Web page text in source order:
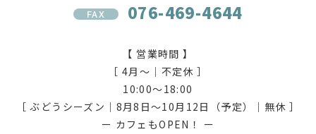
FAX 076-469-4644
【 営業時間 】
［ 4月〜｜不定休 ］
10:00〜18:00
［ ぶどうシーズン｜8月8日〜10月12日（予定）｜無休 ］
ー カフェもOPEN！ ー